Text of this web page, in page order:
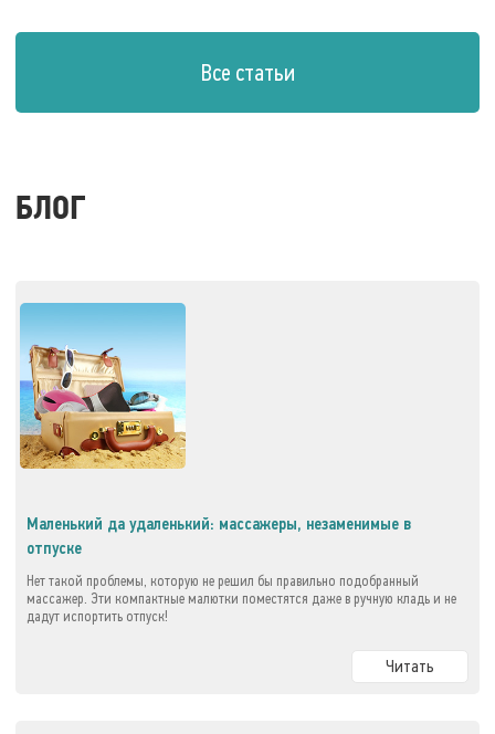
Все статьи
БЛОГ
Маленький да удаленький: массажеры, незаменимые в
отпуске
Нет такой проблемы, которую не решил бы правильно подобранный
массажер. Эти компактные малютки поместятся даже в ручную кладь и не
дадут испортить отпуск!
Читать